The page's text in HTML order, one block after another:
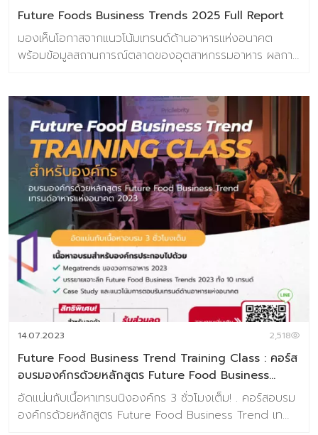
เต็ม 3,990 บาท หากมีคำถามเ […]
Future Foods Business Trends 2025 Full Report
มองเห็นโอกาสจากแนวโน้มเทรนด์ด้านอาหารแห่งอนาคต
พร้อมข้อมูลสถานการณ์ตลาดของอุตสาหกรรมอาหาร ผลการ
เนื้อหาภายในเล่ม ชุดข้อมูลวิจัยเทรนด์ประกอบไปด้วย 6 เท
รนด์ความต้องการของผู้บริโภคยุคใหม่ 10 แนวโน้มธุรกิจ
อาหารแห่งอนาคต และ 31 เทรนด์ย่อยประกอบไปด้วย >10
แนวโน้มธุรกิจอาหารแห่งอนาคต ประกอบไปด้วย
Personalized Nutrition Well-Mental Eating Fermented
taste of time Extraordinary Meal Through The Root
Alcoholic Journey Foods for the world Alternative
Protein FoodTech Edible Beauty >ข้อมูลตัวอย่างกรณี
ศึกษากว่า 100 ตัวอย่าง >ผลการวิจัยผู้บริโภคชาวไทย 800
ตัวอย่าง เกี่ยวกับการตอบรับเทรนด์อนาคตอาหาร จำนวน
160 หน้า พิเศษ ราคา 2,900 จากปกติ 3,500 บาท พิเศษ
ห้ามพลาดกับ Exclusive Training Class บรรยาย 3 ชั่วโมง
โดย คุณปรมา ทิพย์ธนทรัพย์ ผู้อำนวยการศูนย์วิจัยเทรนด์
และคอนเซ็ปต์แห่งอนาคต บารามีซี่แล็บ โดยลูกค้าสามารถร่วม
กันออกแบบเนื้อหาเทรนด์ด้านอาหารแห่งอนาคตที่ตรงประเด็น
และสอดคล้องกับ […]
14.07.2023 2,518
Future Food Business Trend Training Class : คอร์ส
อบรมองค์กรด้วยหลักสูตร Future Food Business
Trend เทรนด์อาหารแห่งอนาคต 2023
อัดแน่นกับเนื้อหาเทรนนิงองค์กร 3 ชั่วโมงเต็ม! . คอร์สอบรม
องค์กรด้วยหลักสูตร Future Food Business Trend เท